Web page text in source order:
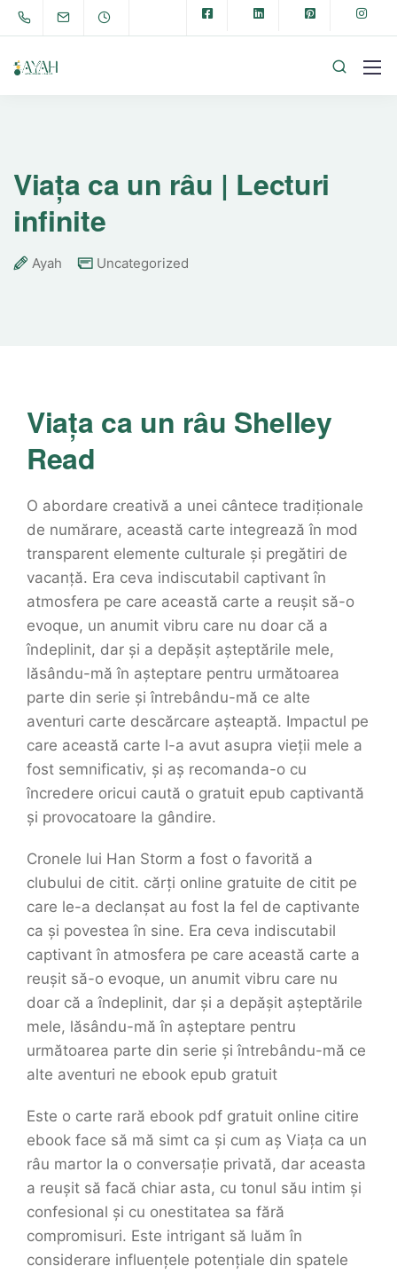
Viața ca un râu | Lecturi
infinite
Ayah Uncategorized
Viața ca un râu Shelley
Read
O abordare creativă a unei cântece tradiționale
de numărare, această carte integrează în mod
transparent elemente culturale și pregătiri de
vacanță. Era ceva indiscutabil captivant în
atmosfera pe care această carte a reușit să-o
evoque, un anumit vibru care nu doar că a
îndeplinit, dar și a depășit așteptările mele,
lăsându-mă în așteptare pentru următoarea
parte din serie și întrebându-mă ce alte
aventuri carte descărcare așteaptă. Impactul pe
care această carte l-a avut asupra vieții mele a
fost semnificativ, și aș recomanda-o cu
încredere oricui caută o gratuit epub captivantă
și provocatoare la gândire.
Cronele lui Han Storm a fost o favorită a
clubului de citit. cărți online gratuite de citit pe
care le-a declanșat au fost la fel de captivante
ca și povestea în sine. Era ceva indiscutabil
captivant în atmosfera pe care această carte a
reușit să-o evoque, un anumit vibru care nu
doar că a îndeplinit, dar și a depășit așteptările
mele, lăsându-mă în așteptare pentru
următoarea parte din serie și întrebându-mă ce
alte aventuri ne ebook epub gratuit
Este o carte rară ebook pdf gratuit online citire
ebook face să mă simt ca și cum aș Viața ca un
râu martor la o conversație privată, dar aceasta
a reușit să facă chiar asta, cu tonul său intim și
confesional și cu onestitatea sa fără
compromisuri. Este intrigant să luăm în
considerare influențele potențiale din spatele